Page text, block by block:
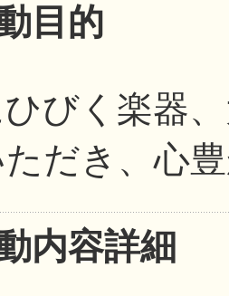
目的
びく楽器
だき、心
内容詳細